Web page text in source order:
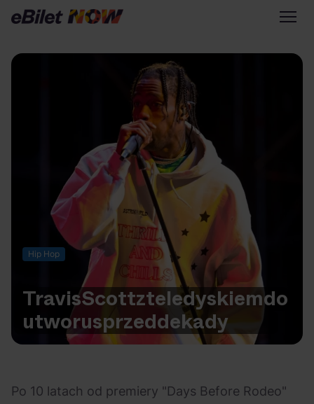
Zapisz się na newsletter
Przejdź na eBilet.pl
Na czasie
Warto sprawdzić na eBiletNOW
Scena Główna
Scena Impostora
Historia jednej piosenki
Poza nurtem
Poznaj Polskę
Kultura Osobista
Hip Hop
TravisScottzteledyskiemdo
utworusprzeddekady
Po 10 latach od premiery "Days Before Rodeo"